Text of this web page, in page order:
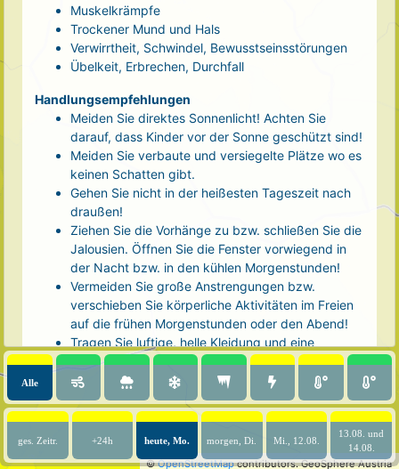
©OpenStreetMapcontributors. GeoSphere Austria
Muskelkrämpfe
Trockener Mund und Hals
Verwirrtheit, Schwindel, Bewusstseinsstörungen
Übelkeit, Erbrechen, Durchfall
Handlungsempfehlungen
Meiden Sie direktes Sonnenlicht! Achten Sie
darauf, dass Kinder vor der Sonne geschützt sind!
Meiden Sie verbaute und versiegelte Plätze wo es
keinen Schatten gibt.
Gehen Sie nicht in der heißesten Tageszeit nach
draußen!
Ziehen Sie die Vorhänge zu bzw. schließen Sie die
Jalousien. Öffnen Sie die Fenster vorwiegend in
der Nacht bzw. in den kühlen Morgenstunden!
Vermeiden Sie große Anstrengungen bzw.
verschieben Sie körperliche Aktivitäten im Freien
auf die frühen Morgenstunden oder den Abend!
Tragen Sie luftige, helle Kleidung und eine
Kopfbedeckung!
Nehmen Sie eine kühle Dusche! Auch kalte Arm-
und Fußbäder wirken entlastend.
Trinken Sie ausreichend und regelmäßig
(mindestens 2 - 3 Liter pro Tag)! Optimal sind
Wasser, ungesüßter Tee oder mit Wasser
Alle
ges. Zeitr. +24h heute, Mo. morgen, Di. Mi., 12.08.
13.08. und
14.08.